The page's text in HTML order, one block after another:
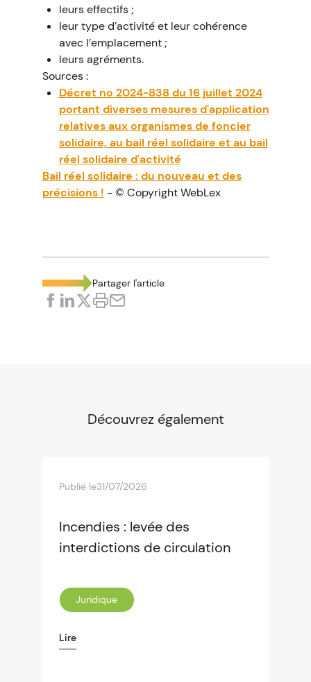
leurs effectifs ;
leur type d’activité et leur cohérence
avec l’emplacement ;
leurs agréments.
Sources :
Décret no 2024-838 du 16 juillet 2024
portant diverses mesures d'application
relatives aux organismes de foncier
solidaire, au bail réel solidaire et au bail
réel solidaire d'activité
Bail réel solidaire : du nouveau et des
précisions ! - © Copyright WebLex
Partager l'article
Découvrez également
Publié le31/07/2026
Incendies : levée des
interdictions de circulation
Juridique
Lire